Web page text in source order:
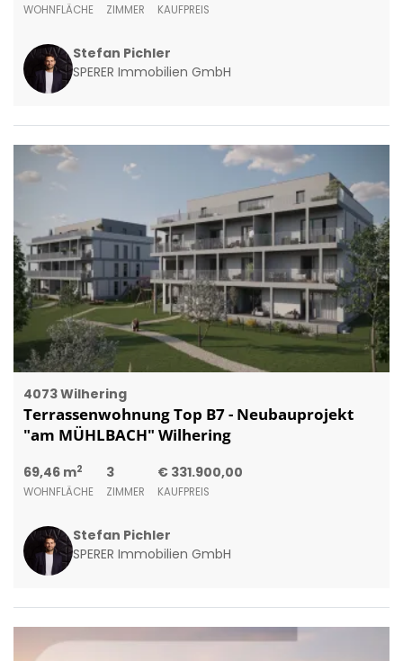
WOHNFLÄCHE ZIMMER KAUFPREIS
Stefan Pichler
SPERER Immobilien GmbH
4073 Wilhering
Terrassenwohnung Top B7 - Neubauprojekt
"am MÜHLBACH" Wilhering
69,46 m2
WOHNFLÄCHE
3
ZIMMER
€ 331.900,00
KAUFPREIS
Stefan Pichler
SPERER Immobilien GmbH